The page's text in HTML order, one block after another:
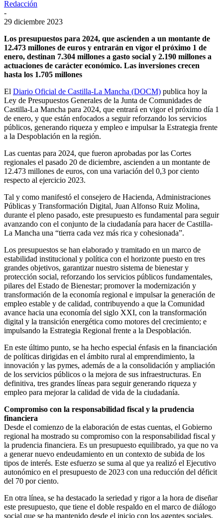
Redacción
-
29 diciembre 2023
Los presupuestos para 2024, que ascienden a un montante de
12.473 millones de euros y entrarán en vigor el próximo 1 de
enero, destinan 7.304 millones a gasto social y 2.190 millones a
actuaciones de carácter económico. Las inversiones crecen
hasta los 1.705 millones
El Diario Oficial de Castilla-La Mancha (DOCM) publica hoy la
Ley de Presupuestos Generales de la Junta de Comunidades de
Castilla-La Mancha para 2024, que entrará en vigor el próximo día 1
de enero, y que están enfocados a seguir reforzando los servicios
públicos, generando riqueza y empleo e impulsar la Estrategia frente
a la Despoblación en la región.
Las cuentas para 2024, que fueron aprobadas por las Cortes
regionales el pasado 20 de diciembre, ascienden a un montante de
12.473 millones de euros, con una variación del 0,3 por ciento
respecto al ejercicio 2023.
Tal y como manifestó el consejero de Hacienda, Administraciones
Públicas y Transformación Digital, Juan Alfonso Ruiz Molina,
durante el pleno pasado, este presupuesto es fundamental para seguir
avanzando con el conjunto de la ciudadanía para hacer de Castilla-
La Mancha una “tierra cada vez más rica y cohesionada”.
Los presupuestos se han elaborado y tramitado en un marco de
estabilidad institucional y política con el horizonte puesto en tres
grandes objetivos, garantizar nuestro sistema de bienestar y
protección social, reforzando los servicios públicos fundamentales,
pilares del Estado de Bienestar; promover la modernización y
transformación de la economía regional e impulsar la generación de
empleo estable y de calidad, contribuyendo a que la Comunidad
avance hacia una economía del siglo XXI, con la transformación
digital y la transición energética como motores del crecimiento; e
impulsando la Estrategia Regional frente a la Despoblación.
En este último punto, se ha hecho especial énfasis en la financiación
de políticas dirigidas en el ámbito rural al emprendimiento, la
innovación y las pymes, además de a la consolidación y ampliación
de los servicios públicos o la mejora de sus infraestructuras. En
definitiva, tres grandes líneas para seguir generando riqueza y
empleo para mejorar la calidad de vida de la ciudadanía.
Compromiso con la responsabilidad fiscal y la prudencia
financiera
Desde el comienzo de la elaboración de estas cuentas, el Gobierno
regional ha mostrado su compromiso con la responsabilidad fiscal y
la prudencia financiera. Es un presupuesto equilibrado, ya que no va
a generar nuevo endeudamiento en un contexto de subida de los
tipos de interés. Este esfuerzo se suma al que ya realizó el Ejecutivo
autonómico en el presupuesto de 2023 con una reducción del déficit
del 70 por ciento.
En otra línea, se ha destacado la seriedad y rigor a la hora de diseñar
este presupuesto, que tiene el doble respaldo en el marco de diálogo
social que se ha mantenido desde el inicio con los agentes sociales,